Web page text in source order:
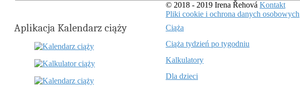
Aplikacja Kalendarz ciąży
© 2018 - 2019 Irena Řehová Kontakt
Pliki cookie i ochrona danych osobowych
Ciąża
Ciąża tydzień po tygodniu
Kalkulatory
Dla dzieci